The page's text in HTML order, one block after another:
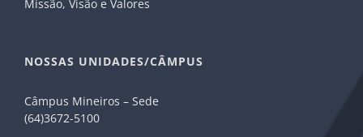
Missão, Visão e Valores
NOSSAS UNIDADES/CÂMPUS
Câmpus Mineiros – Sede
(64)3672-5100